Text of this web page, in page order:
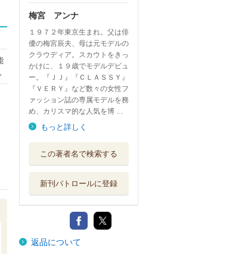
梅宮 アンナ
１９７２年東京生まれ。父は俳
優の梅宮辰夫、母は元モデルの
クラウディア。スカウトをきっ
かけに、１９歳でモデルデビュ
ー。『ＪＪ』『ＣＬＡＳＳＹ』
『ＶＥＲＹ』など数々の女性フ
ァッション誌の専属モデルを務
め、カリスマ的な人気を博 …
もっと詳しく
この著者名で検索する
新刊パトロールに登録
返品について